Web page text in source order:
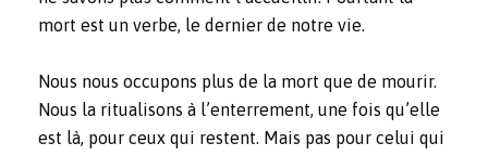
mort est un verbe, le dernier de notre vie.
Nous nous occupons plus de la mort que de mourir.
Nous la ritualisons à l’enterrement, une fois qu’elle
est là, pour ceux qui restent. Mais pas pour celui qui